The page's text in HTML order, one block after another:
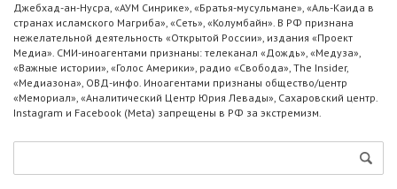
Джебхад-ан-Нусра, «АУМ Синрике», «Братья-мусульмане», «Аль-Каида в
странах исламского Магриба», «Сеть», «Колумбайн». В РФ признана
нежелательной деятельность «Открытой России», издания «Проект
Медиа». СМИ-иноагентами признаны: телеканал «Дождь», «Медуза»,
«Важные истории», «Голос Америки», радио «Свобода», The Insider,
«Медиазона», ОВД-инфо. Иноагентами признаны общество/центр
«Мемориал», «Аналитический Центр Юрия Левады», Сахаровский центр.
Instagram и Facebook (Metа) запрещены в РФ за экстремизм.